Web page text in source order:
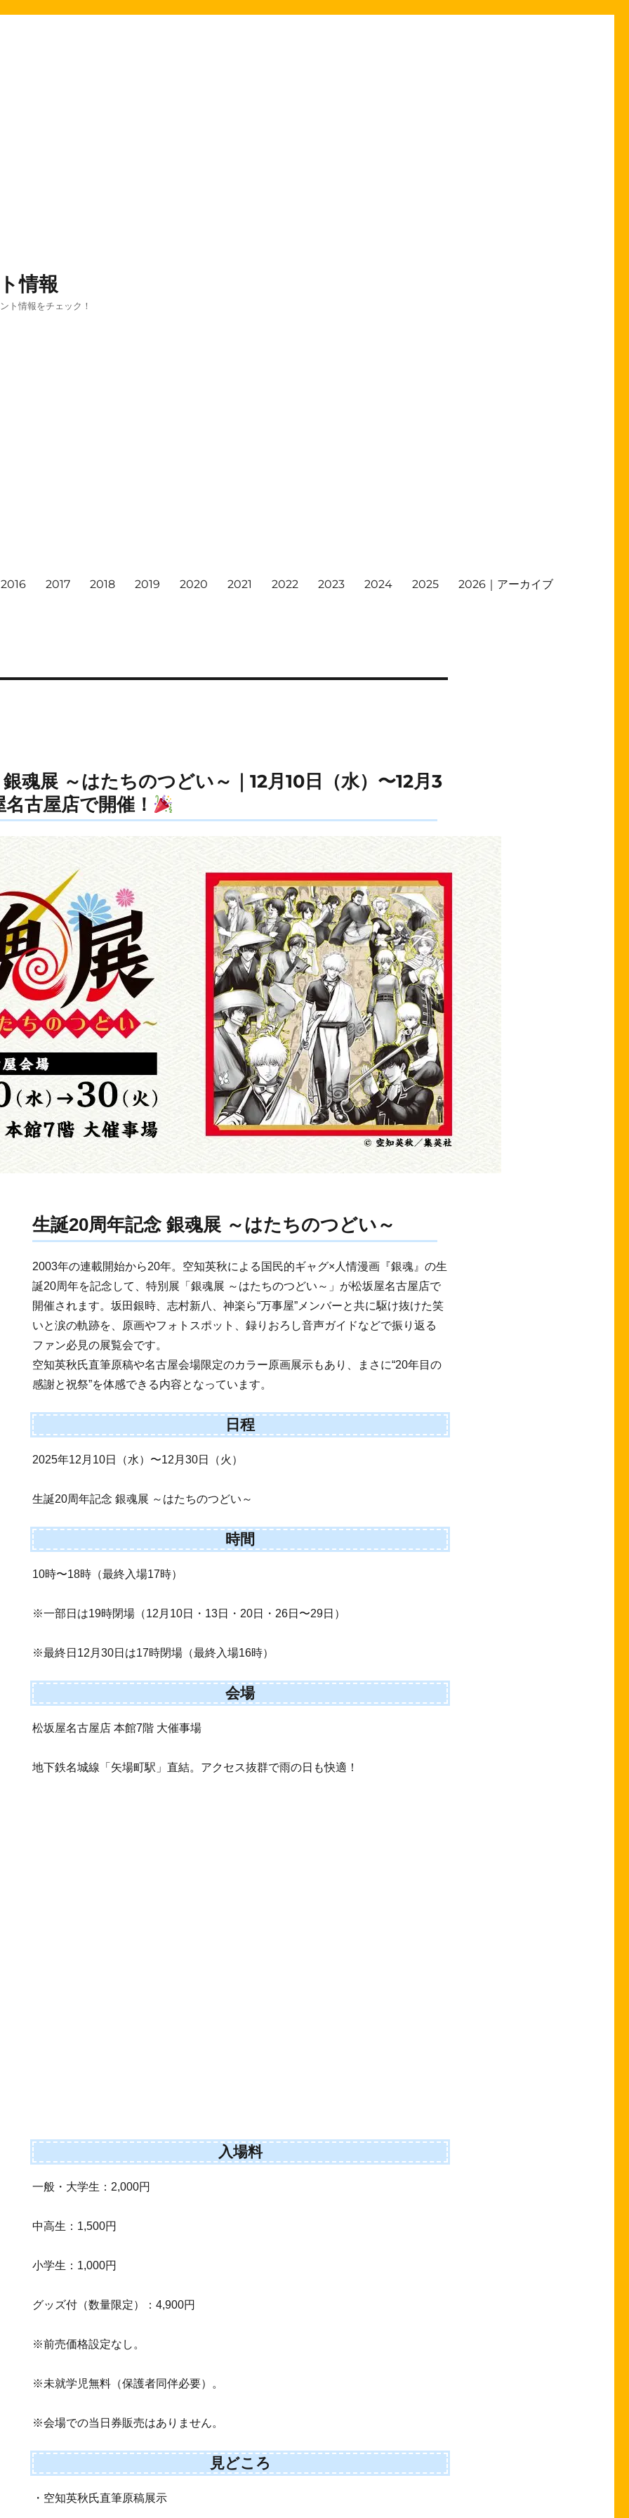
情報
ト情報をチェック！
2016 2017 2018 2019 2020 2021 2022 2023 2024 2025 2026｜アーカイブ
魂展 ～はたちのつどい～｜12月10日（水）〜12月3
古屋店で開催！
生誕20周年記念 銀魂展 ～はたちのつどい～
2003年の連載開始から20年。空知英秋による国民的ギャグ×人情漫画『銀魂』の生
誕20周年を記念して、特別展「銀魂展 ～はたちのつどい～」が松坂屋名古屋店で
開催されます。坂田銀時、志村新八、神楽ら“万事屋”メンバーと共に駆け抜けた笑
いと涙の軌跡を、原画やフォトスポット、録りおろし音声ガイドなどで振り返る
ファン必見の展覧会です。
空知英秋氏直筆原稿や名古屋会場限定のカラー原画展示もあり、まさに“20年目の
感謝と祝祭”を体感できる内容となっています。
日程
2025年12月10日（水）〜12月30日（火）
生誕20周年記念 銀魂展 ～はたちのつどい～
時間
10時〜18時（最終入場17時）
※一部日は19時閉場（12月10日・13日・20日・26日〜29日）
※最終日12月30日は17時閉場（最終入場16時）
会場
松坂屋名古屋店 本館7階 大催事場
地下鉄名城線「矢場町駅」直結。アクセス抜群で雨の日も快適！
入場料
一般・大学生：2,000円
中高生：1,500円
小学生：1,000円
グッズ付（数量限定）：4,900円
※前売価格設定なし。
※未就学児無料（保護者同伴必要）。
※会場での当日券販売はありません。
見どころ
・空知英秋氏直筆原稿展示